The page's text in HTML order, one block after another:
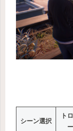
シーン選択
ト